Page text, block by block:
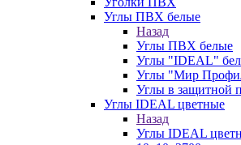
Углы ПВХ белые
Назад
Углы ПВХ белые
Углы "IDEAL"
Углы "Мир
Углы в защитной
Углы IDEAL цветные
Назад
Углы IDEAL